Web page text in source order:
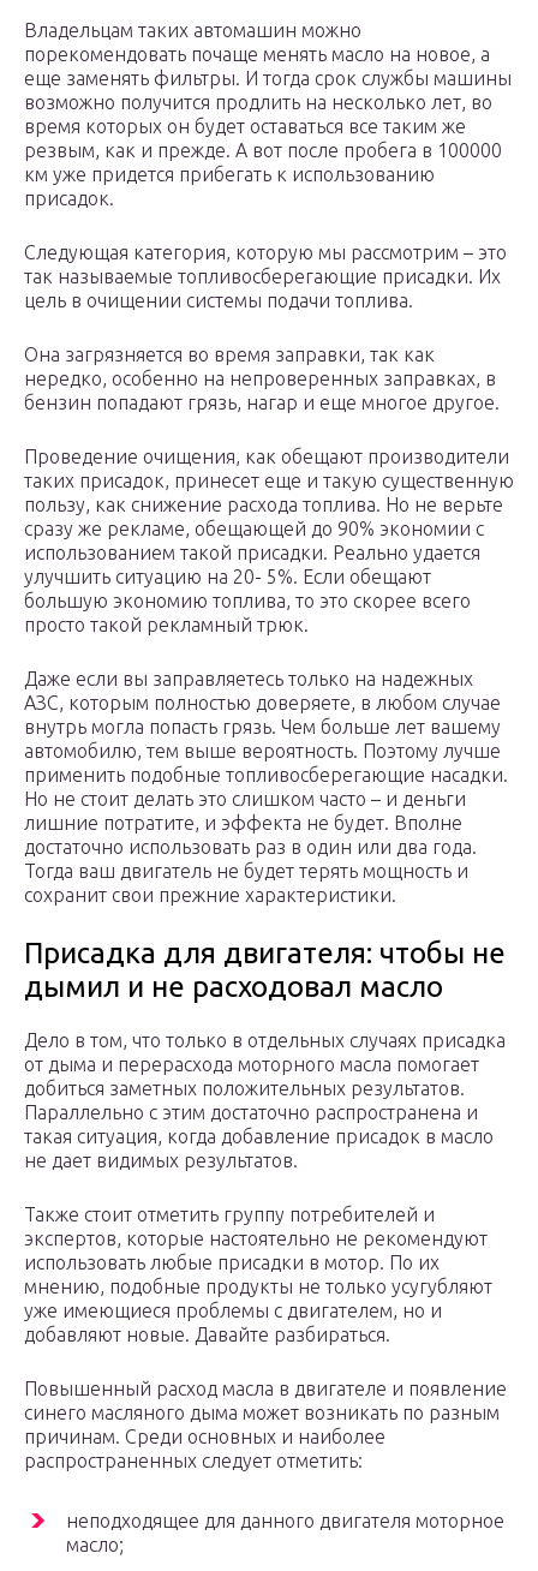
Владельцам таких автомашин можно
порекомендовать почаще менять масло на новое, а
еще заменять фильтры. И тогда срок службы машины
возможно получится продлить на несколько лет, во
время которых он будет оставаться все таким же
резвым, как и прежде. А вот после пробега в 100000
км уже придется прибегать к использованию
присадок.
Следующая категория, которую мы рассмотрим – это
так называемые топливосберегающие присадки. Их
цель в очищении системы подачи топлива.
Она загрязняется во время заправки, так как
нередко, особенно на непроверенных заправках, в
бензин попадают грязь, нагар и еще многое другое.
Проведение очищения, как обещают производители
таких присадок, принесет еще и такую существенную
пользу, как снижение расхода топлива. Но не верьте
сразу же рекламе, обещающей до 90% экономии с
использованием такой присадки. Реально удается
улучшить ситуацию на 20- 5%. Если обещают
большую экономию топлива, то это скорее всего
просто такой рекламный трюк.
Даже если вы заправляетесь только на надежных
АЗС, которым полностью доверяете, в любом случае
внутрь могла попасть грязь. Чем больше лет вашему
автомобилю, тем выше вероятность. Поэтому лучше
применить подобные топливосберегающие насадки.
Но не стоит делать это слишком часто – и деньги
лишние потратите, и эффекта не будет. Вполне
достаточно использовать раз в один или два года.
Тогда ваш двигатель не будет терять мощность и
сохранит свои прежние характеристики.
Присадка для двигателя: чтобы не
дымил и не расходовал масло
Дело в том, что только в отдельных случаях присадка
от дыма и перерасхода моторного масла помогает
добиться заметных положительных результатов.
Параллельно с этим достаточно распространена и
такая ситуация, когда добавление присадок в масло
не дает видимых результатов.
Также стоит отметить группу потребителей и
экспертов, которые настоятельно не рекомендуют
использовать любые присадки в мотор. По их
мнению, подобные продукты не только усугубляют
уже имеющиеся проблемы с двигателем, но и
добавляют новые. Давайте разбираться.
Повышенный расход масла в двигателе и появление
синего масляного дыма может возникать по разным
причинам. Среди основных и наиболее
распространенных следует отметить:
неподходящее для данного двигателя моторное
масло;